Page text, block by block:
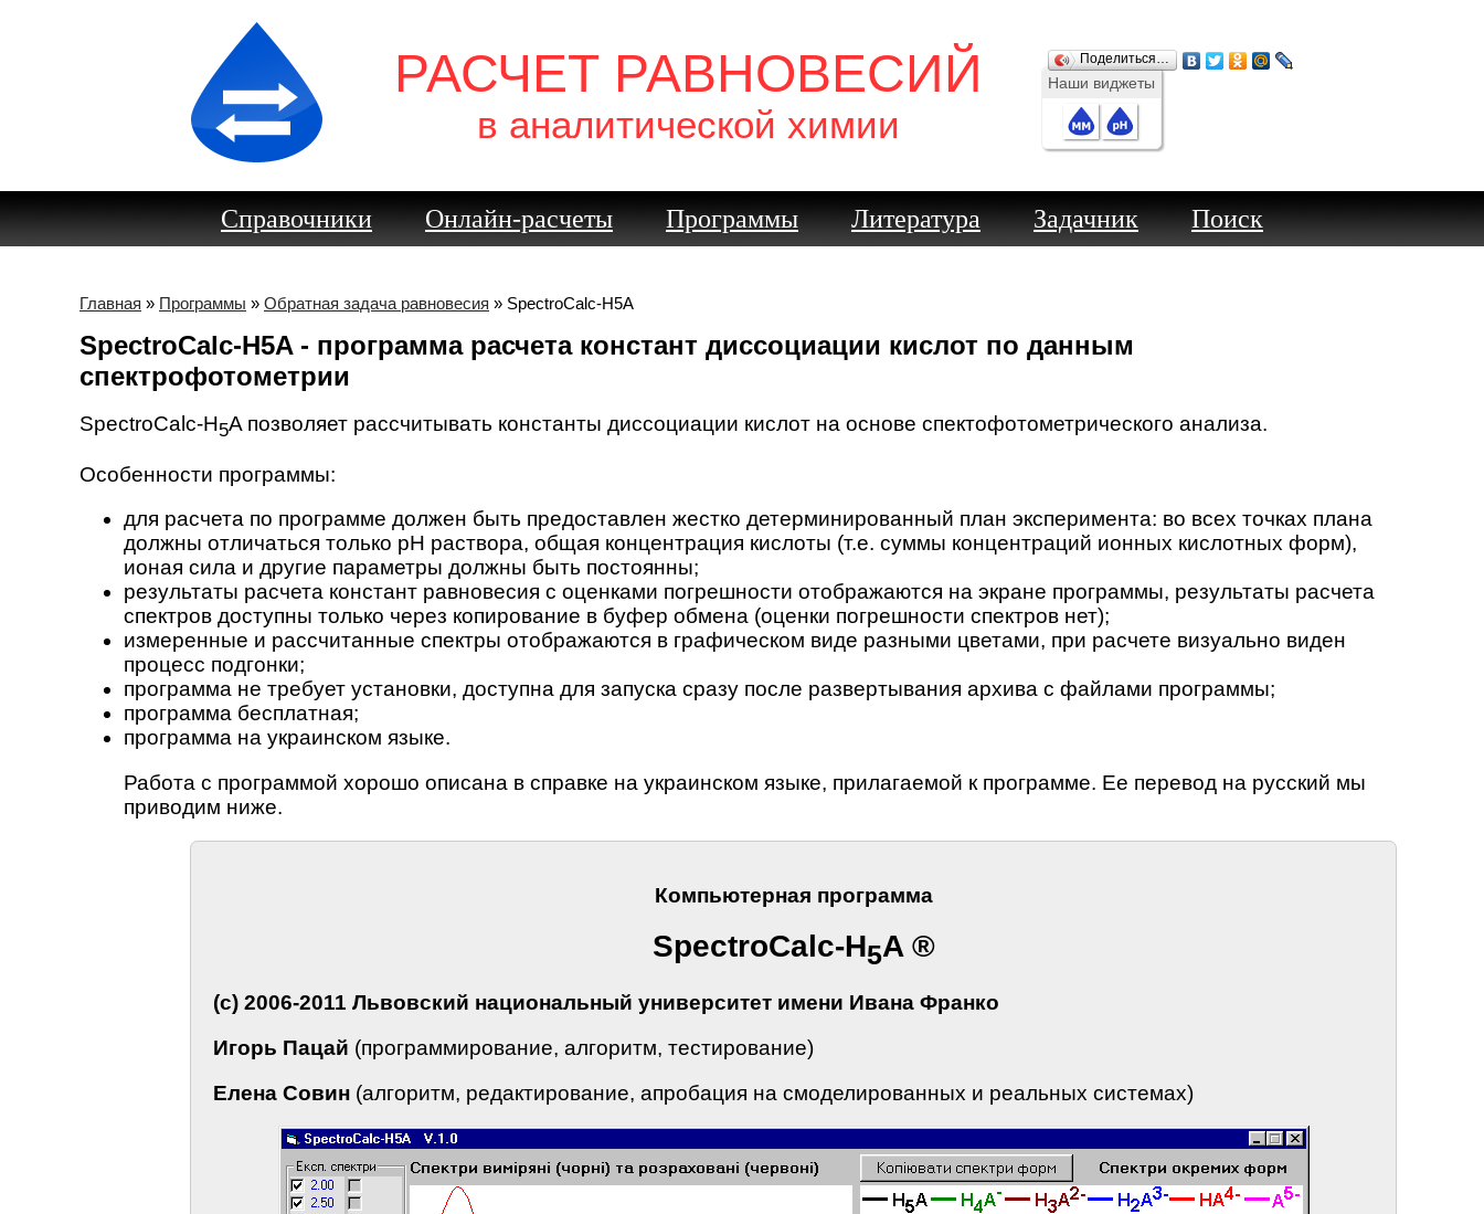
РАСЧЕТ РАВНОВЕСИЙ
в аналитической химии
Поделиться…
Наши виджеты
Справочники Онлайн-расчеты Программы Литература Задачник Поиск
Главная » Программы » Обратная задача равновесия » SpectroCalc-H5A
SpectroCalc-H5A - программа расчета констант диссоциации кислот по данным
спектрофотометрии
SpectroCalc-H5A позволяет рассчитывать константы диссоциации кислот на основе спектофотометрического анализа.
Особенности программы:
для расчета по программе должен быть предоставлен жестко детерминированный план эксперимента: во всех точках плана
должны отличаться только pH раствора, общая концентрация кислоты (т.е. суммы концентраций ионных кислотных форм),
ионая сила и другие параметры должны быть постоянны;
результаты расчета констант равновесия с оценками погрешности отображаются на экране программы, результаты расчета
спектров доступны только через копирование в буфер обмена (оценки погрешности спектров нет);
измеренные и рассчитанные спектры отображаются в графическом виде разными цветами, при расчете визуально виден
процесс подгонки;
программа не требует установки, доступна для запуска сразу после развертывания архива с файлами программы;
программа бесплатная;
программа на украинском языке.
Работа с программой хорошо описана в справке на украинском языке, прилагаемой к программе. Ее перевод на русский мы
приводим ниже.
Компьютерная программа
SpectroCalc-H5A ®
(c) 2006-2011 Львовский национальный университет имени Ивана Франко
Игорь Пацай (программирование, алгоритм, тестирование)
Елена Совин (алгоритм, редактирование, апробация на смоделированных и реальных системах)